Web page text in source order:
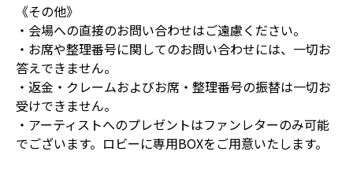
《その他》
・会場への直接のお問い合わせはご遠慮ください。
・お席や整理番号に関してのお問い合わせには、一切お
答えできません。
・返金・クレームおよびお席・整理番号の振替は一切お
受けできません。
・アーティストへのプレゼントはファンレターのみ可能
でございます。ロビーに専用BOXをご用意いたします。